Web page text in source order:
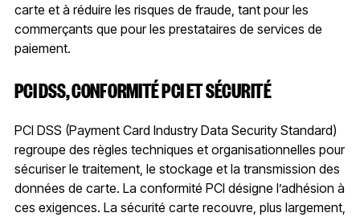
carte et à réduire les risques de fraude, tant pour les
commerçants que pour les prestataires de services de
paiement.
PCI DSS, CONFORMITÉ PCI ET SÉCURITÉ
PCI DSS (Payment Card Industry Data Security Standard)
regroupe des règles techniques et organisationnelles pour
sécuriser le traitement, le stockage et la transmission des
données de carte. La conformité PCI désigne l’adhésion à
ces exigences. La sécurité carte recouvre, plus largement,